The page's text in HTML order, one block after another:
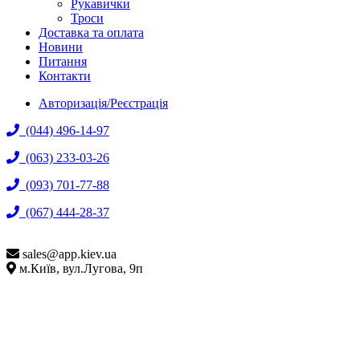
Рукавички
Троси
Доставка та оплата
Новини
Питання
Контакти
Авторизація/Реєстрація
(044) 496-14-97
(063) 233-03-26
(093) 701-77-88
(067) 444-28-37
sales@app.kiev.ua
м.Київ, вул.Лугова, 9п